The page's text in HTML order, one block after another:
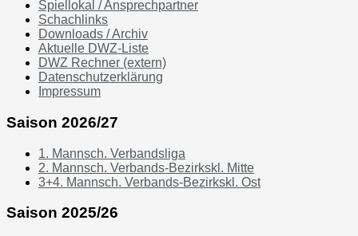
Spiellokal / Ansprechpartner
Schachlinks
Downloads / Archiv
Aktuelle DWZ-Liste
DWZ Rechner (extern)
Datenschutzerklärung
Impressum
Saison 2026/27
1. Mannsch. Verbandsliga
2. Mannsch. Verbands-Bezirkskl. Mitte
3+4. Mannsch. Verbands-Bezirkskl. Ost
Saison 2025/26